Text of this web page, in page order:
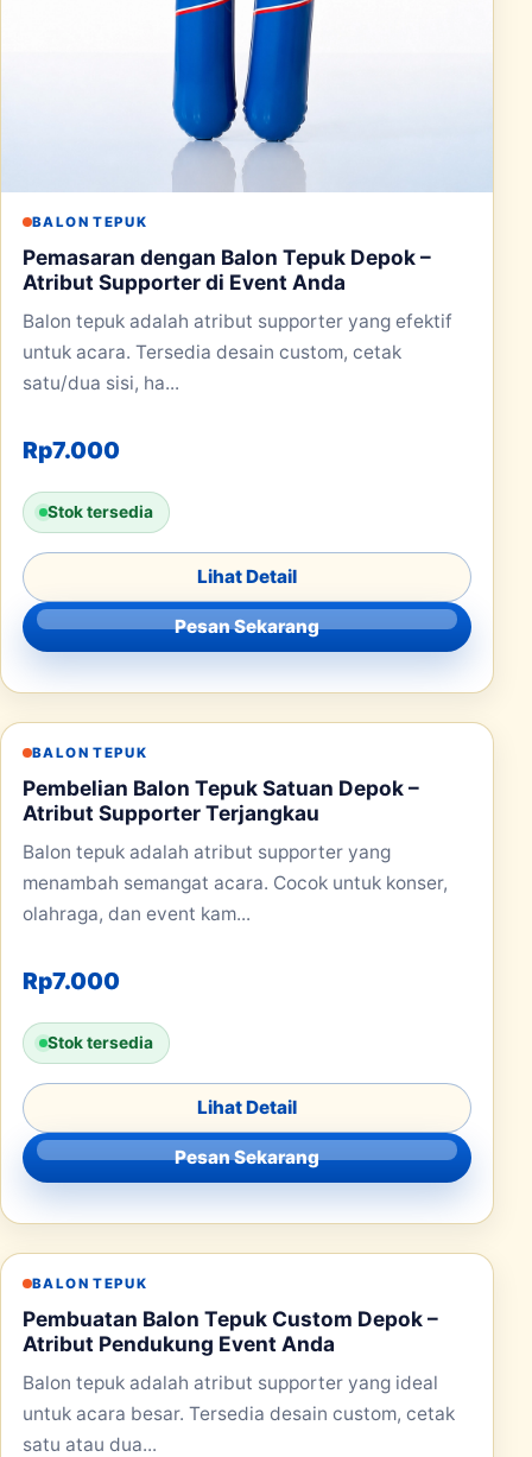
BALON TEPUK
Pemasaran dengan Balon Tepuk Depok –
Atribut Supporter di Event Anda
Balon tepuk adalah atribut supporter yang efektif
untuk acara. Tersedia desain custom, cetak
satu/dua sisi, ha...
Rp7.000
Stok tersedia
Lihat Detail
Pesan Sekarang
BALON TEPUK
Pembelian Balon Tepuk Satuan Depok –
Atribut Supporter Terjangkau
Balon tepuk adalah atribut supporter yang
menambah semangat acara. Cocok untuk konser,
olahraga, dan event kam...
Rp7.000
Stok tersedia
Lihat Detail
Pesan Sekarang
BALON TEPUK
Pembuatan Balon Tepuk Custom Depok –
Atribut Pendukung Event Anda
Balon tepuk adalah atribut supporter yang ideal
untuk acara besar. Tersedia desain custom, cetak
satu atau dua...